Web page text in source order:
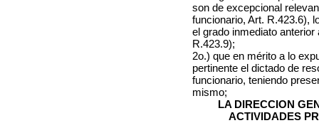
son de excepcional
funcionario, Art. R.423.6),
el grado inmediato
R.423.9);
2o.) que en mérito a lo
pertinente el dictado de
funcionario, teniendo
mismo;
LA DIRECCION
ACTIVIDADES